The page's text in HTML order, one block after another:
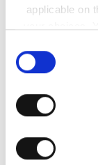
applicable on
Collect
Identify